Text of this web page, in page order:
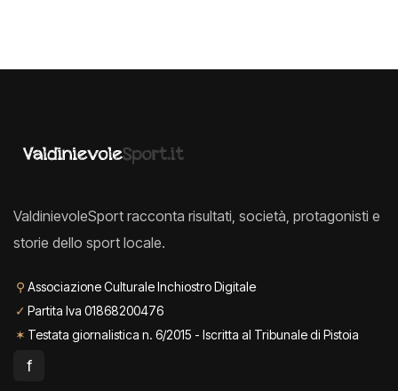
ValdinievoleSport racconta risultati, società, protagonisti e
storie dello sport locale.
⚲ Associazione Culturale Inchiostro Digitale
✓ Partita Iva 01868200476
✶ Testata giornalistica n. 6/2015 - Iscritta al Tribunale di Pistoia
f